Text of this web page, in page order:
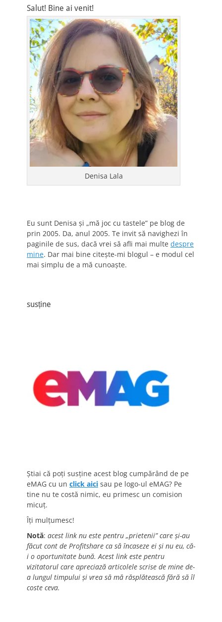
Salut! Bine ai venit!
Denisa Lala
Eu sunt Denisa și „mă joc cu tastele” pe blog de
prin 2005. Da, anul 2005. Te invit să navighezi în
paginile de sus, dacă vrei să afli mai multe despre
mine. Dar mai bine citește-mi blogul – e modul cel
mai simplu de a mă cunoaște.
susține
Știai că poți susține acest blog cumpărând de pe
eMAG cu un click aici sau pe logo-ul eMAG? Pe
tine nu te costă nimic, eu primesc un comision
micuț.
Îți mulțumesc!
Notă: acest link nu este pentru „prietenii” care și-au
făcut cont de Profitshare ca să încaseze ei și nu eu, că-
i o oportunitate bună. Acest link este pentru
vizitatorul care apreciază articolele scrise de mine de-
a lungul timpului și vrea să mă răsplătească fără să îl
coste ceva.